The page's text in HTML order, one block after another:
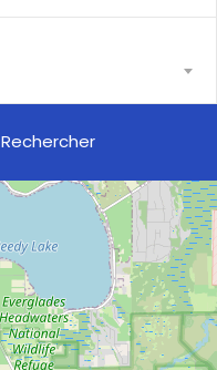
Rechercher